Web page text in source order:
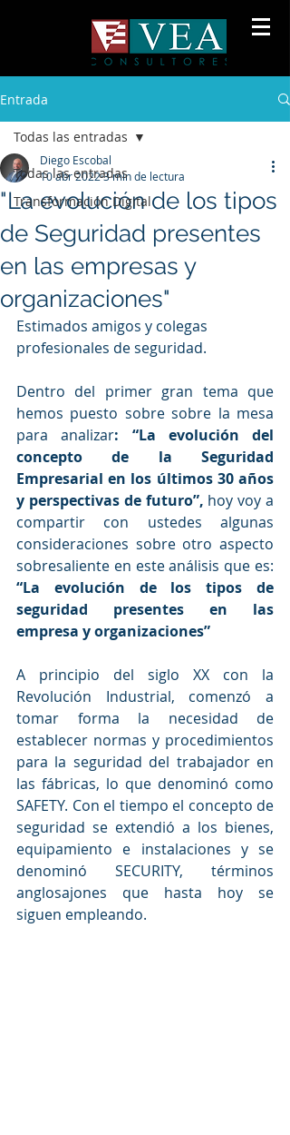
Entrada
Todas las entradas
Transformación Digital
Todas las entradas
"La evolución de los tipos
de Seguridad presentes
en las empresas y
organizaciones"
Diego Escobal
10 abr 20223 min de lectura
Estimados amigos y colegas
profesionales de seguridad.
Dentro del primer gran tema que
hemos puesto sobre sobre la mesa
para analizar: “La evolución del
concepto de la Seguridad
Empresarial en los últimos 30 años
y perspectivas de futuro”, hoy voy a
compartir con ustedes algunas
consideraciones sobre otro aspecto
“La evolución de los tipos de
seguridad presentes en las
empresa y organizaciones”
A principio del siglo XX con la
Revolución Industrial, comenzó a
tomar forma la necesidad de
establecer normas y procedimientos
para la seguridad del trabajador en
las fábricas, lo que denominó como
SAFETY. Con el tiempo el concepto de
seguridad se extendió a los bienes,
equipamiento e instalaciones y se
denominó SECURITY, términos
anglosajones que hasta hoy se
siguen empleando.